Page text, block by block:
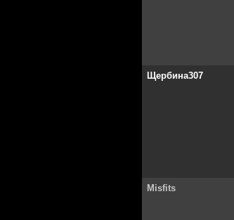
Щербина307
Misfits